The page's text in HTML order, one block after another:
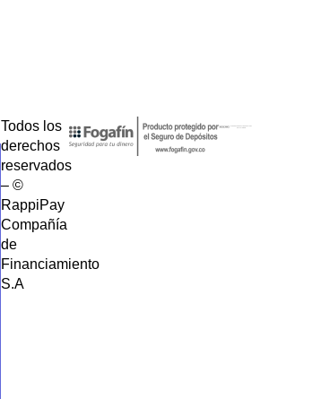
Todos los
derechos
reservados
– ©
RappiPay
Compañía
de
Financiamiento
S.A